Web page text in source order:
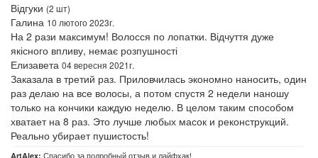
Відгуки (2 шт)
Галина 10 лютого 2023г.
На 2 рази максимум! Волосся по лопатки. Відчуття дуже
якісного впливу, немає розпушності
Елизавета 04 вересня 2021г.
Заказала в третий раз. Приловчилась экономно наносить, один
раз делаю на все волосы, а потом спустя 2 недели наношу
только на кончики каждую неделю. В целом таким способом
хватает на 8 раз. Это лучше любых масок и реконструкций.
Реально убирает пушистость!
ArtAlex: Спасибо за подробный отзыв и лайфхак!